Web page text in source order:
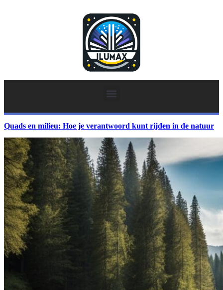
Quads en milieu: Hoe je verantwoord kunt rijden in de natuur